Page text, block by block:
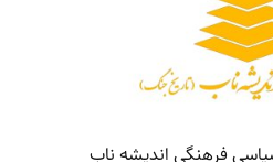
فرهنگی اندیشه ناب